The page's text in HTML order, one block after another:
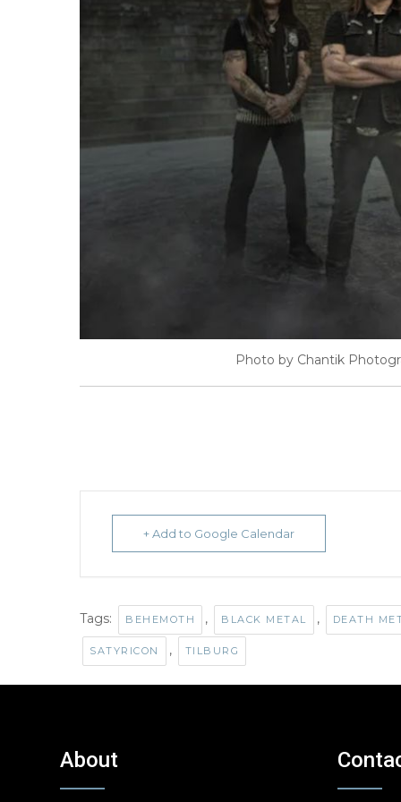
Photo by Chantik
+ Add to Google Calendar
Tags: BEHEMOTH , BLACK METAL , DEATH
SATYRICON , TILBURG
About